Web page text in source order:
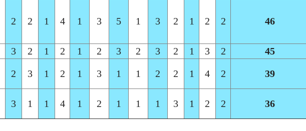
2 2 1 4 1 3 5 1 3 2 1 2 2 46
3 2 1 2 1 2 3 2 3 2 1 3 2 45
2 3 1 2 1 3 1 1 2 2 1 4 2 39
3 1 1 4 1 2 1 1 1 3 1 2 2 36